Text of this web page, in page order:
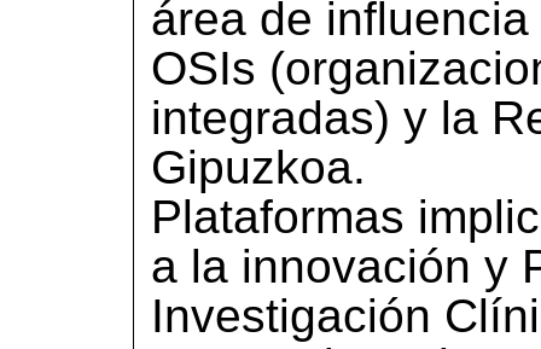
área de
OSIs
integradas) y la
Gipuzkoa.
Plataformas
a la innovación y
Investigación